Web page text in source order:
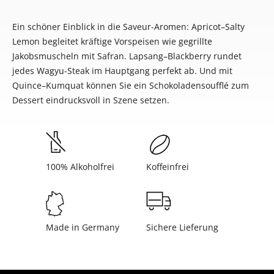
Ein schöner Einblick in die Saveur-Aromen: Apricot–Salty
Lemon begleitet kräftige Vorspeisen wie gegrillte
Jakobsmuscheln mit Safran. Lapsang–Blackberry rundet
jedes Wagyu-Steak im Hauptgang perfekt ab. Und mit
Quince–Kumquat können Sie ein Schokoladensoufflé zum
Dessert eindrucksvoll in Szene setzen.
100% Alkoholfrei Koffeinfrei
Made in Germany Sichere Lieferung